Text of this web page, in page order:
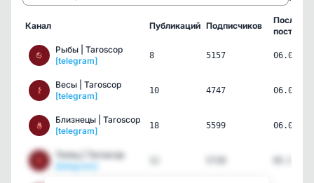
Канал Публикаций Подписчиков
пост
Рыбы | Taroscop
[telegram]
8 5157 06.08.26
Весы | Taroscop
[telegram]
10 4747 06.08.26
Близнецы | Taroscop
[telegram]
18 5599 06.08.26
Телец | Taroscop
[telegram]